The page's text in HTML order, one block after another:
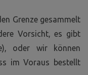
Grenze gesammelt
Vorsicht, es gibt
oder wir können
im Voraus bestellt